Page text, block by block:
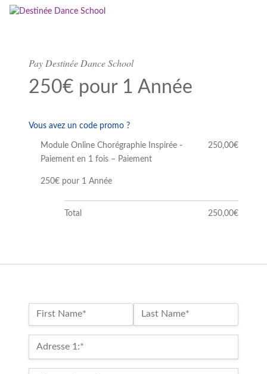
Nom :*
First Name* Last Name*
Adresse 1:*
Pay Destinée Dance School
250€ pour 1 Année
Vous avez un code promo ?
Module Online Chorégraphie Inspirée -
Paiement en 1 fois – Paiement
250€ pour 1 Année
250,00€
Total 250,00€